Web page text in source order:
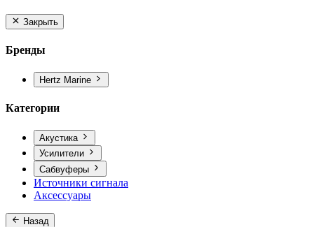
Закрыть
Бренды
Hertz Marine
Категории
Акустика
Усилители
Сабвуферы
Источники сигнала
Аксессуары
Назад